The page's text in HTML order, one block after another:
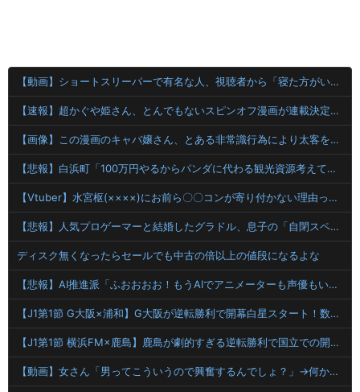
【動画】ショートスリーパーで有名な人、視聴者から「寝た方がいい」と言われブチギレ
【速報】超かぐや姫さん、とんでもないスピンオフ漫画が連載決定ｗｗｗｗｗｗｗｗｗｗｗｗｗｗｗｗｗｗｗｗｗ
【画像】この漫画のキャバ嬢さん、とある非常識行為により太客を逃してしまうwww
【悲報】白浜町「100万円やるからパンダに代わる観光資源考えてくれ」
【Vtuber】水宮枢(××××)にお前ら〇〇コンが寄り付かない理由ってこれが理由だろ？
【悲報】人気プロゲーマーと結婚したグラドル、息子の「自閉スペクトラム症」診断にショックで泣く
ディスク無くなったらセールでも中古の倍以上の値段になるよな
【悲報】AI推進派「ふおおおお！もうAIでアニメーターも声優もいらない!」（版権無視生成物を誇らしげに流布）
【J1第1節 G大阪×浦和】G大阪が逆転勝利で開幕白星スタート！数的優位の中で逆転を許す苦しい展開も終盤に再逆転に成功
【J1第1節 横浜FM×鹿島】鹿島が劇的すぎる逆転勝利で国立での開幕戦制す！後半ATにチャヴリッチが2ゴールの大活躍
【動画】女さん「男ってこういうので興奮するんでしょ？」→何かがおかしいｗｗｗｗ